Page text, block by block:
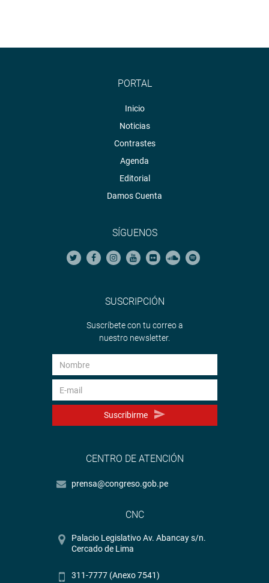
PORTAL
Inicio
Noticias
Contrastes
Agenda
Editorial
Damos Cuenta
SÍGUENOS
SUSCRIPCIÓN
Suscríbete con tu correo a
nuestro newsletter.
Suscribirme
CENTRO DE ATENCIÓN
prensa@congreso.gob.pe
CNC
Palacio Legislativo Av. Abancay s/n.
Cercado de Lima
311-7777 (Anexo 7541)